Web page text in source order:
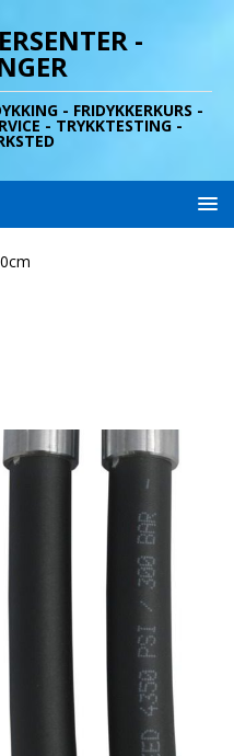
-
- FRIDYKKERKURS -
- TRYKKTESTING -